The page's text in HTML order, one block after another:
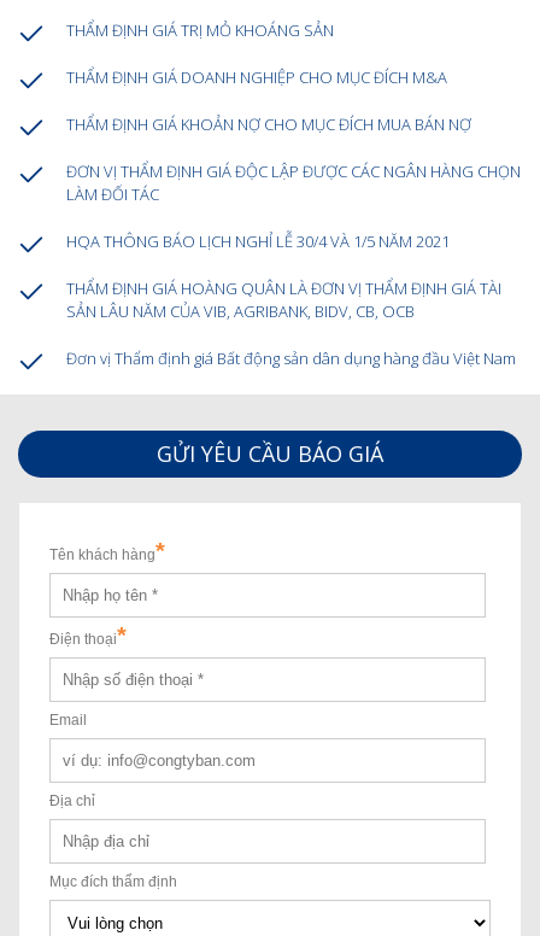
THẨM ĐỊNH GIÁ TRỊ MỎ KHOÁNG SẢN
THẨM ĐỊNH GIÁ DOANH NGHIỆP CHO MỤC ĐÍCH M&A
THẨM ĐỊNH GIÁ KHOẢN NỢ CHO MỤC ĐÍCH MUA BÁN NỢ
ĐƠN VỊ THẨM ĐỊNH GIÁ ĐỘC LẬP ĐƯỢC CÁC NGÂN HÀNG CHỌN
LÀM ĐỐI TÁC
HQA THÔNG BÁO LỊCH NGHỈ LỄ 30/4 VÀ 1/5 NĂM 2021
THẨM ĐỊNH GIÁ HOÀNG QUÂN LÀ ĐƠN VỊ THẨM ĐỊNH GIÁ TÀI
SẢN LÂU NĂM CỦA VIB, AGRIBANK, BIDV, CB, OCB
Đơn vị Thẩm định giá Bất động sản dân dụng hàng đầu Việt Nam
GỬI YÊU CẦU BÁO GIÁ